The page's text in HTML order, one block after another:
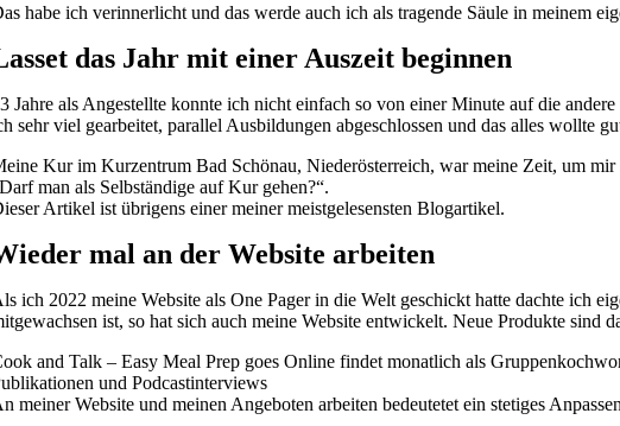
habe ich verinnerlicht und das werde auch ich als tragende Säule in meinem
das Jahr mit einer Auszeit beginnen
Jahre als Angestellte konnte ich nicht einfach so von einer Minute auf die
sehr viel gearbeitet, parallel Ausbildungen abgeschlossen und das alles wollte
Kur im Kurzentrum Bad Schönau, Niederösterreich, war meine Zeit, um
man als Selbständige auf Kur gehen?“.
Artikel ist übrigens einer meiner meistgelesensten Blogartikel.
mal an der Website arbeiten
ich 2022 meine Website als One Pager in die Welt geschickt hatte dachte ich
ist, so hat sich auch meine Website entwickelt. Neue Produkte sind
and Talk – Easy Meal Prep goes Online findet monatlich als
und Podcastinterviews
meiner Website und meinen Angeboten arbeiten bedeutetet ein stetiges